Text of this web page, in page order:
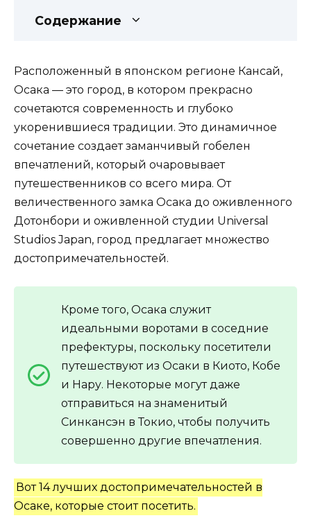
Содержание
Расположенный в японском регионе Кансай,
Осака — это город, в котором прекрасно
сочетаются современность и глубоко
укоренившиеся традиции. Это динамичное
сочетание создает заманчивый гобелен
впечатлений, который очаровывает
путешественников со всего мира. От
величественного замка Осака до оживленного
Дотонбори и оживленной студии Universal
Studios Japan, город предлагает множество
достопримечательностей.
Кроме того, Осака служит
идеальными воротами в соседние
префектуры, поскольку посетители
путешествуют из Осаки в Киото, Кобе
и Нару. Некоторые могут даже
отправиться на знаменитый
Синкансэн в Токио, чтобы получить
совершенно другие впечатления.
Вот 14 лучших достопримечательностей в
Осаке, которые стоит посетить.